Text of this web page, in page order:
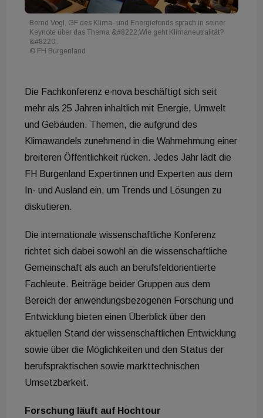
Bernd Vogl, GF des Klima- und Energiefonds sprach in seiner
Keynote über das Thema &#8222;Wie geht Klimaneutralität?
&#8220;.
© FH Burgenland
Die Fachkonferenz e∙nova beschäftigt sich seit
mehr als 25 Jahren inhaltlich mit Energie, Umwelt
und Gebäuden. Themen, die aufgrund des
Klimawandels zunehmend in die Wahrnehmung einer
breiteren Öffentlichkeit rücken. Jedes Jahr lädt die
FH Burgenland Expertinnen und Experten aus dem
In- und Ausland ein, um Trends und Lösungen zu
diskutieren.
Die internationale wissenschaftliche Konferenz
richtet sich dabei sowohl an die wissenschaftliche
Gemeinschaft als auch an berufsfeldorientierte
Fachleute. Beiträge beider Gruppen aus dem
Bereich der anwendungsbezogenen Forschung und
Entwicklung bieten einen Überblick über den
aktuellen Stand der wissenschaftlichen Entwicklung
sowie über die Möglichkeiten und den Status der
berufspraktischen sowie markttechnischen
Umsetzbarkeit.
Forschung läuft auf Hochtour